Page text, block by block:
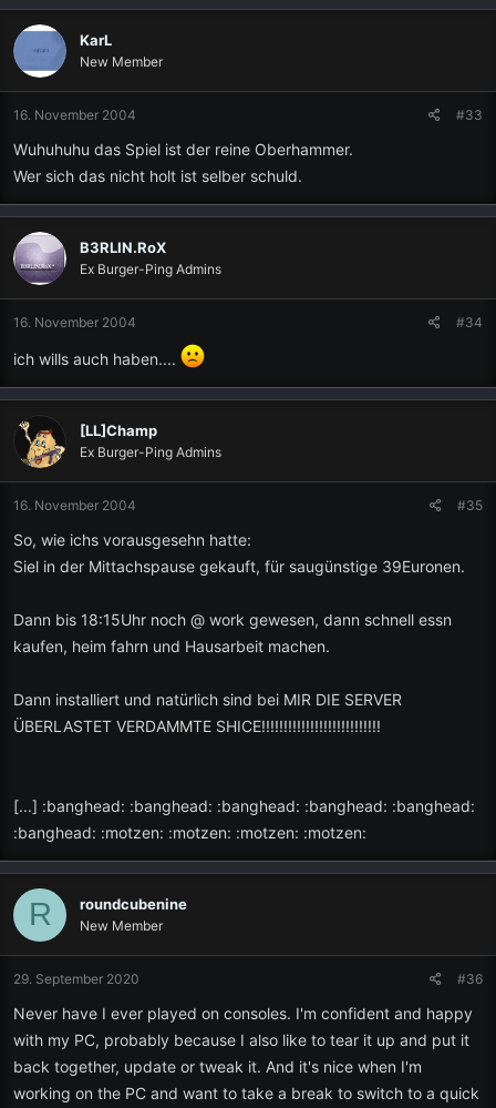
KarL
New Member
16. November 2004 #33
Wuhuhuhu das Spiel ist der reine Oberhammer.
Wer sich das nicht holt ist selber schuld.
B3RLIN.RoX
Ex Burger-Ping Admins
16. November 2004 #34
ich wills auch haben....
[LL]Champ
Ex Burger-Ping Admins
16. November 2004 #35
So, wie ichs vorausgesehn hatte:
Siel in der Mittachspause gekauft, für saugünstige 39Euronen.
Dann bis 18:15Uhr noch @ work gewesen, dann schnell essn
kaufen, heim fahrn und Hausarbeit machen.
Dann installiert und natürlich sind bei MIR DIE SERVER
ÜBERLASTET VERDAMMTE SHICE!!!!!!!!!!!!!!!!!!!!!!!!!!!
[...] :banghead: :banghead: :banghead: :banghead: :banghead:
:banghead: :motzen: :motzen: :motzen: :motzen:
R roundcubenine
New Member
29. September 2020 #36
Never have I ever played on consoles. I'm confident and happy
with my PC, probably because I also like to tear it up and put it
back together, update or tweak it. And it's nice when I'm
working on the PC and want to take a break to switch to a quick